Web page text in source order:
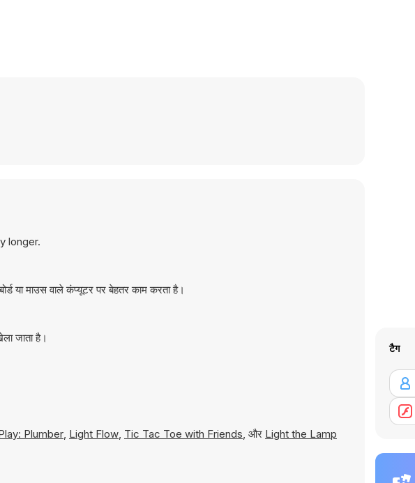
longer.
या माउस वाले कंप्यूटर पर बेहतर काम करता है।
जाता है।
Plumber, Light Flow, Tic Tac Toe with Friends, और Light the Lamp
टैग